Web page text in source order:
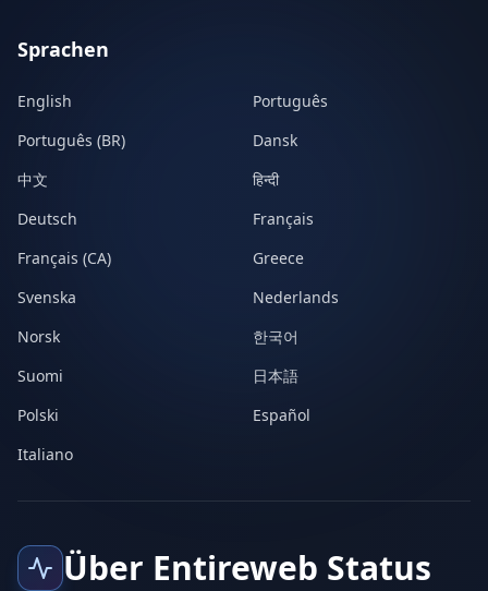
Sprachen
English
Português
Português (BR)
Dansk
中文
हिन्दी
Deutsch
Français
Français (CA)
Greece
Svenska
Nederlands
Norsk
한국어
Suomi
日本語
Polski
Español
Italiano
Über Entireweb Status